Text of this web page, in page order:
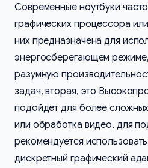
Современные ноутбуки
графических процессора
них предназначена для
энергосберегающем
разумную
задач, вторая, это
подойдет для более сложных
или обработка видео, для
рекомендуется
дискретный графический